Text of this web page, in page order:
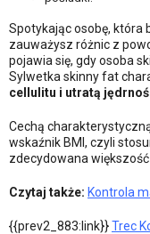
Spotykając osobę, która
zauważysz różnic z
pojawia się, gdy osoba
Sylwetka skinny fat
cellulitu i utratą
Cechą
wskaźnik BMI, czyli
zdecydowana
Czytaj także: Kontrola
{{prev2_883:link}}Trec